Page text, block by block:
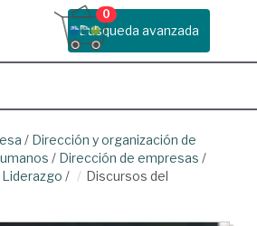
Busqueda avanzada
0
/ Dirección y organización de
/ Dirección de empresas /
/
Discursos del